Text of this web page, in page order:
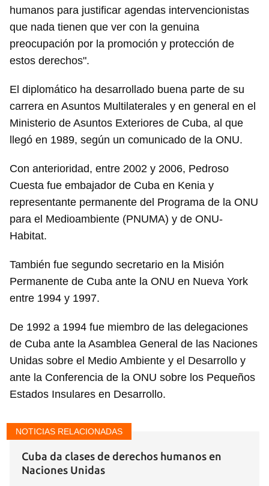
humanos para justificar agendas intervencionistas
que nada tienen que ver con la genuina
preocupación por la promoción y protección de
estos derechos".
El diplomático ha desarrollado buena parte de su
carrera en Asuntos Multilaterales y en general en el
Ministerio de Asuntos Exteriores de Cuba, al que
llegó en 1989, según un comunicado de la ONU.
Con anterioridad, entre 2002 y 2006, Pedroso
Cuesta fue embajador de Cuba en Kenia y
representante permanente del Programa de la ONU
para el Medioambiente (PNUMA) y de ONU-
Habitat.
También fue segundo secretario en la Misión
Permanente de Cuba ante la ONU en Nueva York
entre 1994 y 1997.
De 1992 a 1994 fue miembro de las delegaciones
de Cuba ante la Asamblea General de las Naciones
Unidas sobre el Medio Ambiente y el Desarrollo y
ante la Conferencia de la ONU sobre los Pequeños
Estados Insulares en Desarrollo.
NOTICIAS RELACIONADAS
Cuba da clases de derechos humanos en
Naciones Unidas